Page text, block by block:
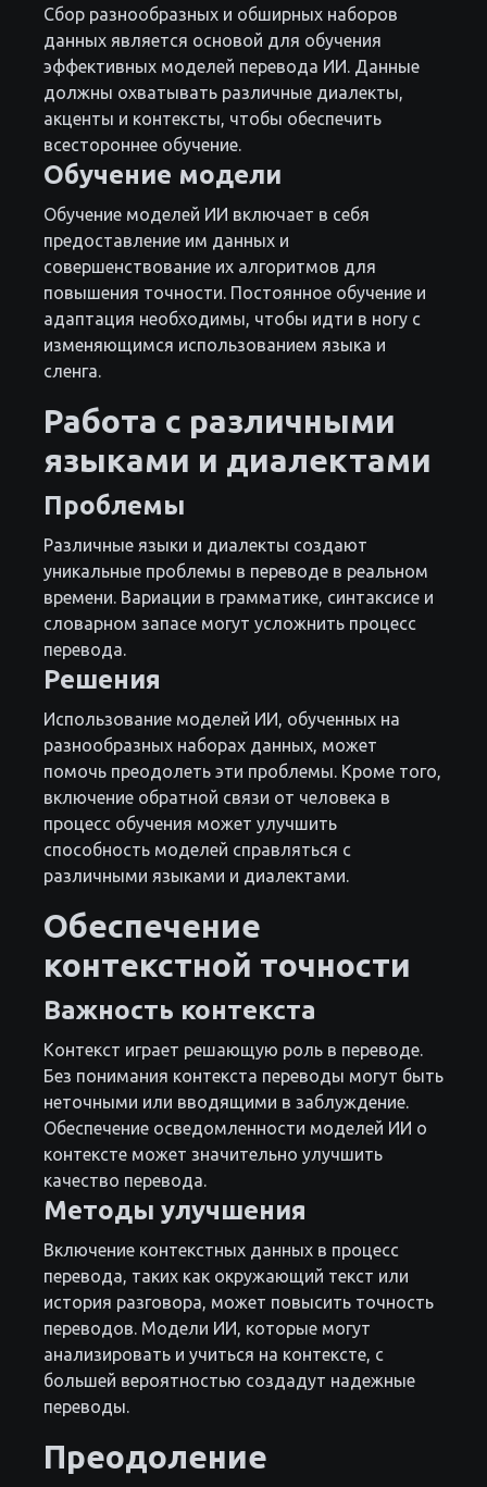
Сбор разнообразных и обширных наборов
данных является основой для обучения
эффективных моделей перевода ИИ. Данные
должны охватывать различные диалекты,
акценты и контексты, чтобы обеспечить
всестороннее обучение.
Обучение модели
Обучение моделей ИИ включает в себя
предоставление им данных и
совершенствование их алгоритмов для
повышения точности. Постоянное обучение и
адаптация необходимы, чтобы идти в ногу с
изменяющимся использованием языка и
сленга.
Работа с различными
языками и диалектами
Проблемы
Различные языки и диалекты создают
уникальные проблемы в переводе в реальном
времени. Вариации в грамматике, синтаксисе и
словарном запасе могут усложнить процесс
перевода.
Решения
Использование моделей ИИ, обученных на
разнообразных наборах данных, может
помочь преодолеть эти проблемы. Кроме того,
включение обратной связи от человека в
процесс обучения может улучшить
способность моделей справляться с
различными языками и диалектами.
Обеспечение
контекстной точности
Важность контекста
Контекст играет решающую роль в переводе.
Без понимания контекста переводы могут быть
неточными или вводящими в заблуждение.
Обеспечение осведомленности моделей ИИ о
контексте может значительно улучшить
качество перевода.
Методы улучшения
Включение контекстных данных в процесс
перевода, таких как окружающий текст или
история разговора, может повысить точность
переводов. Модели ИИ, которые могут
анализировать и учиться на контексте, с
большей вероятностью создадут надежные
переводы.
Преодоление